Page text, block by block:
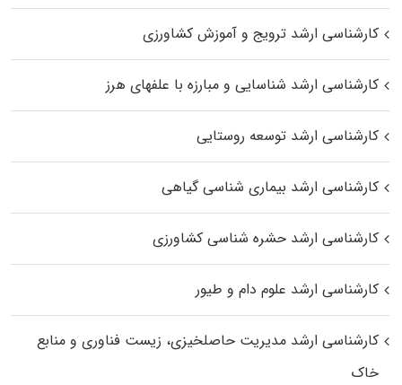
کارشناسی ارشد ترویج و آموزش کشاورزی
کارشناسی ارشد شناسایی و مبارزه با علفهای هرز
کارشناسی ارشد توسعه روستایی
کارشناسی ارشد بیماری‌ شناسی گیاهی
کارشناسی ارشد حشره‌ شناسی کشاورزی
کارشناسی ارشد علوم دام و طیور
کارشناسی ارشد مدیریت حاصلخیزی، زیست فناوری و منابع
خاک